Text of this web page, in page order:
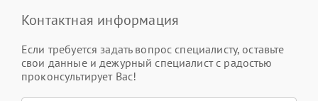
Контактная информация
Если требуется задать вопрос специалисту, оставьте
свои данные и дежурный специалист с радостью
проконсультирует Вас!